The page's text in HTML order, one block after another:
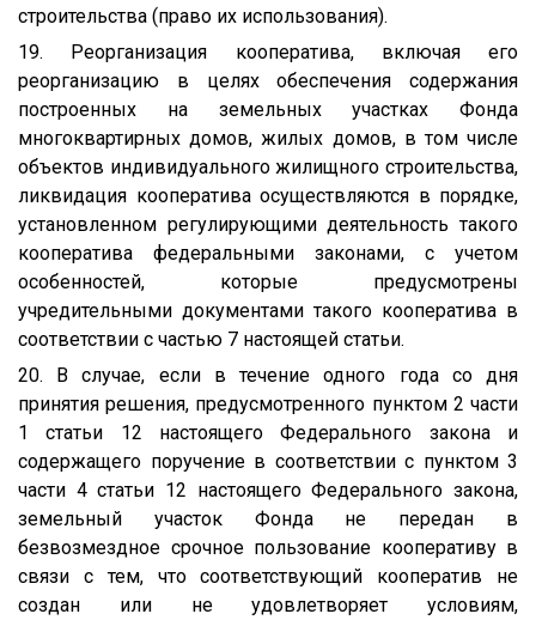
строительства (право их использования).
19. Реорганизация кооператива, включая его
реорганизацию в целях обеспечения содержания
построенных на земельных участках Фонда
многоквартирных домов, жилых домов, в том числе
объектов индивидуального жилищного строительства,
ликвидация кооператива осуществляются в порядке,
установленном регулирующими деятельность такого
кооператива федеральными законами, с учетом
особенностей, которые предусмотрены
учредительными документами такого кооператива в
соответствии с частью 7 настоящей статьи.
20. В случае, если в течение одного года со дня
принятия решения, предусмотренного пунктом 2 части
1 статьи 12 настоящего Федерального закона и
содержащего поручение в соответствии с пунктом 3
части 4 статьи 12 настоящего Федерального закона,
земельный участок Фонда не передан в
безвозмездное срочное пользование кооперативу в
связи с тем, что соответствующий кооператив не
создан или не удовлетворяет условиям,